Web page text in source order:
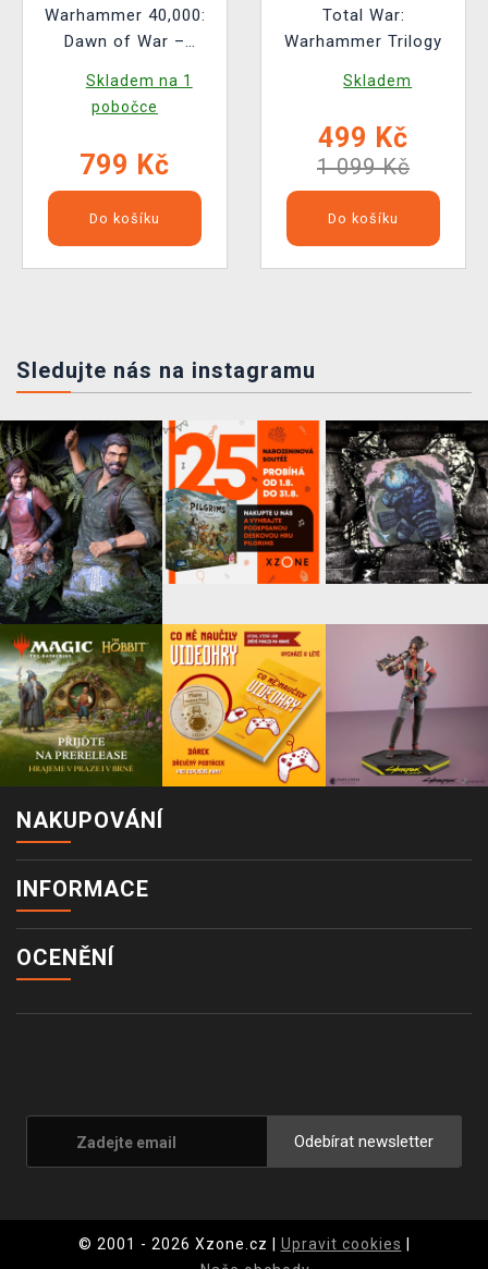
Warhammer 40,000:
Dawn of War –
Deluxe
Skladem na 1
pobočce
799 Kč
Do košíku
Total War:
Warhammer Trilogy
Skladem
499 Kč
1 099 Kč
Do košíku
Sledujte nás na instagramu
NAKUPOVÁNÍ
INFORMACE
OCENĚNÍ
Odebírat newsletter
© 2001 - 2026 Xzone.cz | Upravit cookies